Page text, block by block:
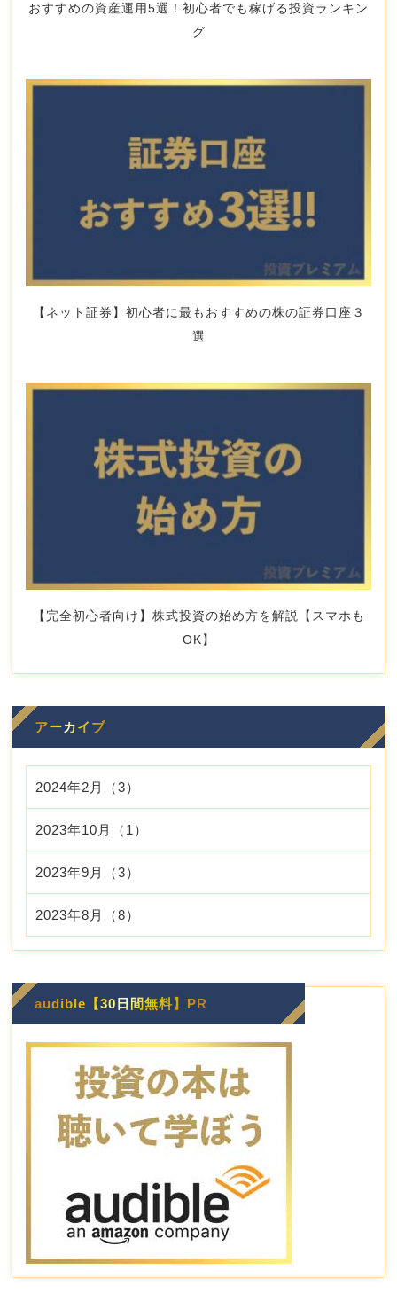
おすすめの資産運用5選！初心者でも稼げる投資ランキン
グ
【ネット証券】初心者に最もおすすめの株の証券口座３
選
【完全初心者向け】株式投資の始め方を解説【スマホも
OK】
アーカイブ
2024年2月（3）
2023年10月（1）
2023年9月（3）
2023年8月（8）
audible【30日間無料】PR